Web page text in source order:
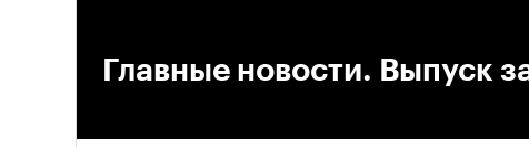
Главные новости. Выпуск